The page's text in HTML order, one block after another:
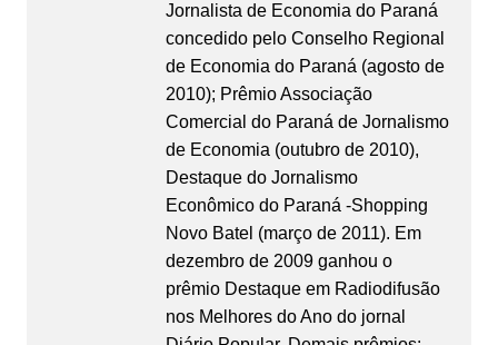
Jornalista de Economia do Paraná
concedido pelo Conselho Regional
de Economia do Paraná (agosto de
2010); Prêmio Associação
Comercial do Paraná de Jornalismo
de Economia (outubro de 2010),
Destaque do Jornalismo
Econômico do Paraná -Shopping
Novo Batel (março de 2011). Em
dezembro de 2009 ganhou o
prêmio Destaque em Radiodifusão
nos Melhores do Ano do jornal